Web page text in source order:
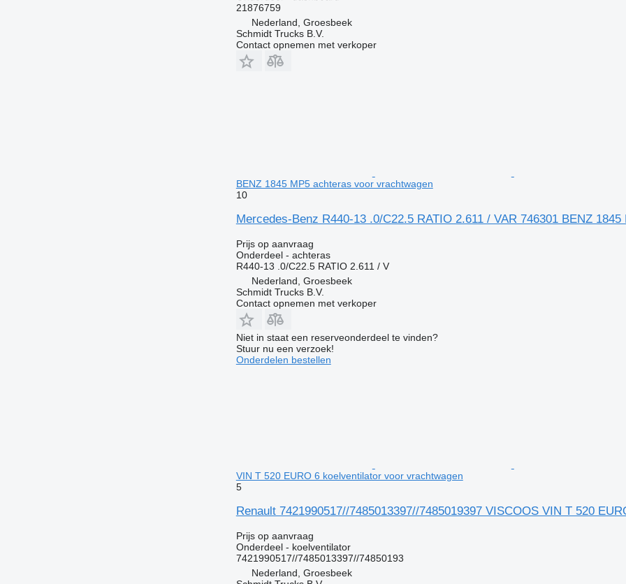
21876759
Nederland, Groesbeek
Schmidt Trucks B.V.
Contact opnemen met verkoper
BENZ 1845 MP5 achteras voor vrachtwagen
10
Mercedes-Benz R440-13 .0/C22.5 RATIO 2.611 / VAR 746301 BENZ
Prijs op aanvraag
Onderdeel - achteras
R440-13 .0/C22.5 RATIO 2.611 / V
Nederland, Groesbeek
Schmidt Trucks B.V.
Contact opnemen met verkoper
Niet in staat een reserveonderdeel te vinden?
Stuur nu een verzoek!
Onderdelen bestellen
VIN T 520 EURO 6 koelventilator voor vrachtwagen
5
Renault 7421990517//7485013397//7485019397 VISCOOS VIN T 520
Prijs op aanvraag
Onderdeel - koelventilator
7421990517//7485013397//74850193
Nederland, Groesbeek